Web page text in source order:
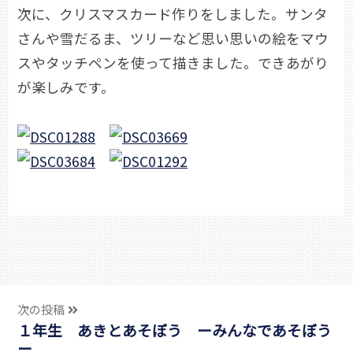
次に、クリスマスカード作りをしました。サンタ
さんや雪だるま、ツリーなど思い思いの絵をマウ
スやタッチペンを使って描きました。できあがり
が楽しみです。
次の投稿
１年生 あきとあそぼう ーみんなであそぼう
ー